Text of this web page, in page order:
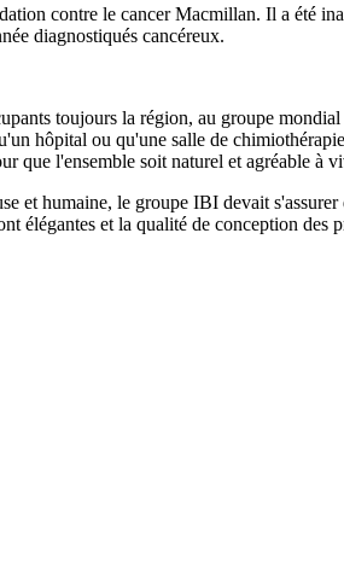
contre le cancer Macmillan. Il a été
diagnostiqués cancéreux.
toujours la région, au groupe
hôpital ou qu'une salle de
que l'ensemble soit naturel et agréable à
et humaine, le groupe IBI devait
élégantes et la qualité de conception des